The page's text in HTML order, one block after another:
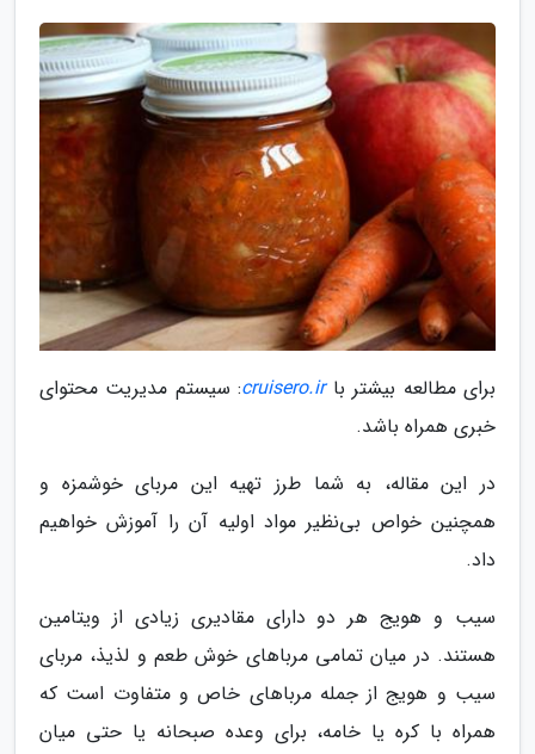
برای مطالعه بیشتر باcruisero.ir: سیستم مدیریت محتوای
خبری همراه باشد.
در این مقاله، به شما طرز تهیه این مربای خوشمزه و
همچنین خواص بی‌نظیر مواد اولیه آن را آموزش خواهیم
داد.
سیب و هویج هر دو دارای مقادیری زیادی از ویتامین
هستند. در میان تمامی مرباهای خوش طعم و لذیذ، مربای
سیب و هویج از جمله مرباهای خاص و متفاوت است که
همراه با کره یا خامه، برای وعده صبحانه یا حتی میان